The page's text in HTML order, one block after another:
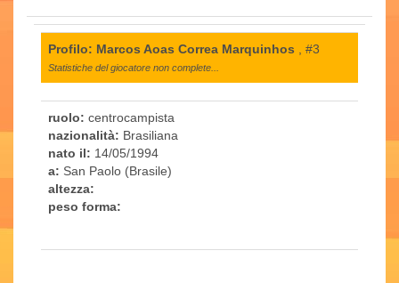
Profilo: Marcos Aoas Correa Marquinhos , #3
Statistiche del giocatore non complete...
ruolo: centrocampista
nazionalità: Brasiliana
nato il: 14/05/1994
a: San Paolo (Brasile)
altezza:
peso forma: